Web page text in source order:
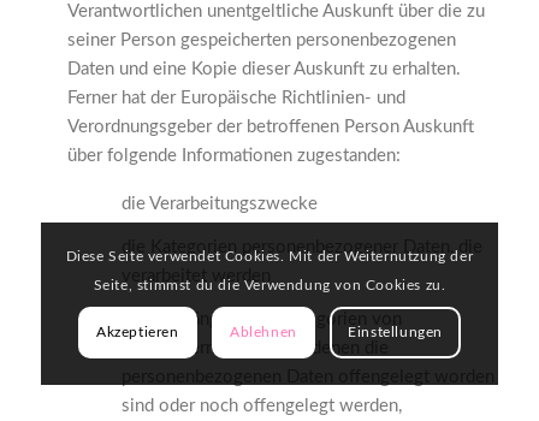
Verantwortlichen unentgeltliche Auskunft über die zu
seiner Person gespeicherten personenbezogenen
Daten und eine Kopie dieser Auskunft zu erhalten.
Ferner hat der Europäische Richtlinien- und
Verordnungsgeber der betroffenen Person Auskunft
über folgende Informationen zugestanden:
die Verarbeitungszwecke
die Kategorien personenbezogener Daten, die
verarbeitet werden
die Empfänger oder Kategorien von
Empfängern, gegenüber denen die
sind oder noch offengelegt werden,
Diese Seite verwendet Cookies. Mit der Weiternutzung der
Seite, stimmst du die Verwendung von Cookies zu.
Akzeptieren Ablehnen Einstellungen